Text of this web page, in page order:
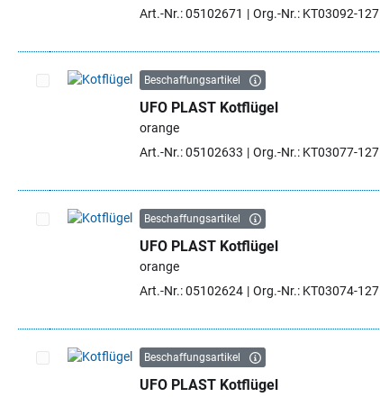
Art.-Nr.: 05102671
Org.-Nr.: KT03092-127
Artikel auswählen
Beschaffungsartikel
UFO PLAST Kotflügel
orange
Art.-Nr.: 05102633
Org.-Nr.: KT03077-127
Artikel auswählen
Beschaffungsartikel
UFO PLAST Kotflügel
orange
Art.-Nr.: 05102624
Org.-Nr.: KT03074-127
Beschaffungsartikel
UFO PLAST Kotflügel